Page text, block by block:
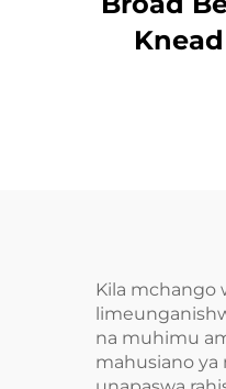
Kila mchango
na muhimu
mahusiano